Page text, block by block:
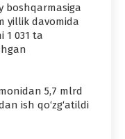
boshqarmasiga
yillik davomida
1 031 ta
5,7 mlrd
ish qo‘zg‘atildi